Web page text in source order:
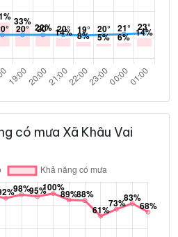
có mưa Xã Khâu Vai